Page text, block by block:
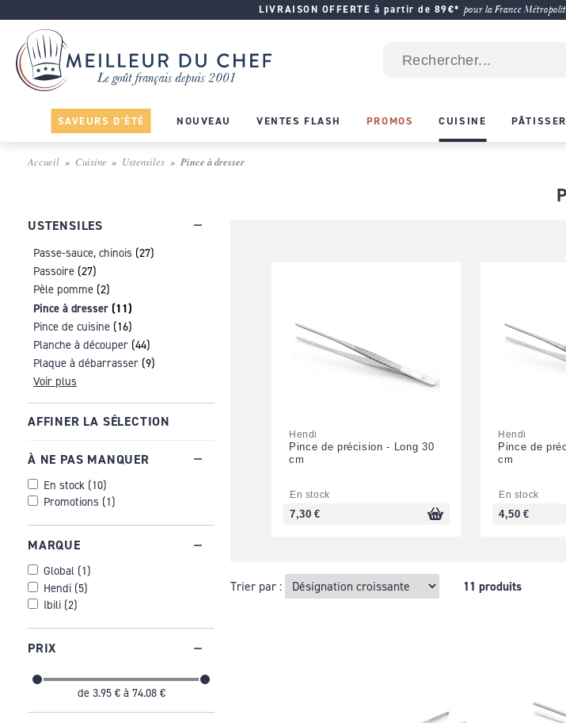
LIVRAISON OFFERTE à partir de 89€* pour la France
SAVEURS D'ÉTÉ NOUVEAU VENTES FLASH PROMOS CUISINE
Accueil Cuisine Ustensiles Pince à dresser
USTENSILES
Passe-sauce, chinois (27)
Passoire (27)
Pèle pomme (2)
Pince à dresser (11)
Pince de cuisine (16)
Planche à découper (44)
Plaque à débarrasser (9)
Voir plus
AFFINER LA SÉLECTION
À NE PAS MANQUER
En stock (10)
Promotions (1)
MARQUE
Global (1)
Hendi (5)
Ibili (2)
PRIX
de 3.95 €à 74.08 €
Hendi
Pince de précision - Long 30
cm
En stock
7,30 €
Hendi
Pince de
cm
En stock
4,50 €
Trier par : 11 produits